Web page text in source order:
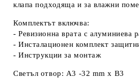
клапа подходяща и за влажни
Комплектът включва:
- Ревизионна врата с алуминиева
- Инсталационен комплект
- Инструкции за монтаж
Светъл отвор: A3 -32 mm x B3